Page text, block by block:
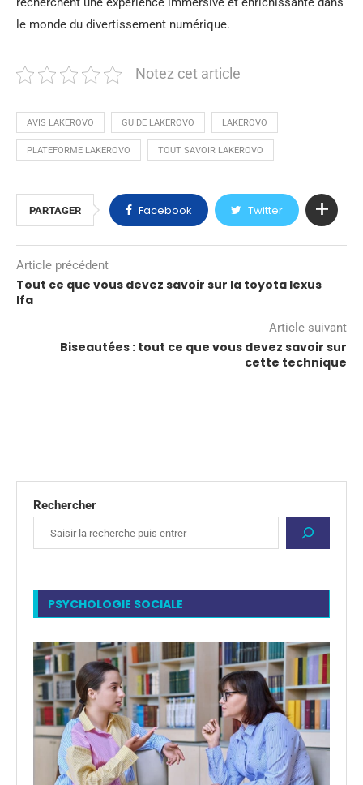
le monde du divertissement numérique.
Notez cet article
AVIS LAKEROVO GUIDE LAKEROVO LAKEROVO
PLATEFORME LAKEROVO TOUT SAVOIR LAKEROVO
PARTAGER Facebook Twitter
Article précédent
Tout ce que vous devez savoir sur la toyota lexus
lfa
Article suivant
Biseautées : tout ce que vous devez savoir sur
cette technique
Rechercher
PSYCHOLOGIE SOCIALE